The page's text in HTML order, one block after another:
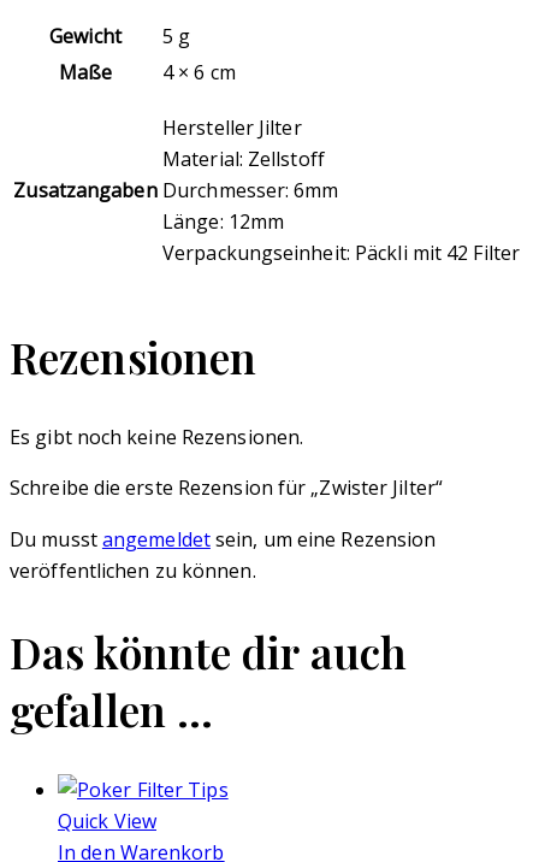
Gewicht
5 g
Maße
4 × 6 cm
Zusatzangaben
Hersteller Jilter
Material: Zellstoff
Durchmesser: 6mm
Länge: 12mm
Verpackungseinheit: Päckli mit 42 Filter
Rezensionen
Es gibt noch keine Rezensionen.
Schreibe die erste Rezension für „Zwister Jilter“
Du musstangemeldetsein, um eine Rezension
veröffentlichen zu können.
Das könnte dir auch
gefallen …
Quick View
In den Warenkorb